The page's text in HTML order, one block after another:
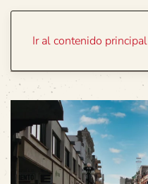
Ir al contenido principal